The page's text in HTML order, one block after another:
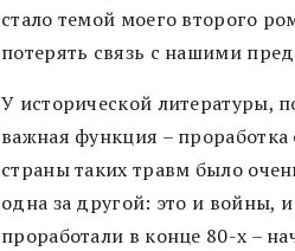
стало темой моего второго
потерять связь с нашими
У исторической литературы,
важная функция –
страны таких травм было
одна за другой: это и войны,
проработали в конце 80-х –